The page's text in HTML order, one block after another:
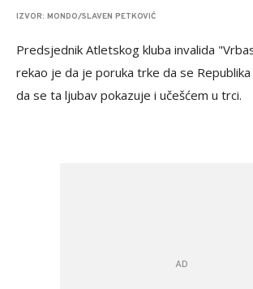
IZVOR: MONDO/SLAVEN PETKOVIĆ
Predsjednik Atletskog kluba invalida
rekao je da je poruka trke da se
da se ta ljubav pokazuje i učešćem u trci.